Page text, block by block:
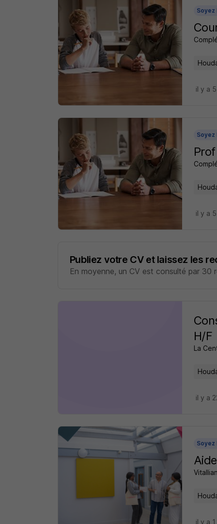
Soyez
il y a
Soyez
il y a
Publiez votre CV et laissez les
En moyenne, un CV est consulté par 30
H/F
La
il y a
Soyez
il y a